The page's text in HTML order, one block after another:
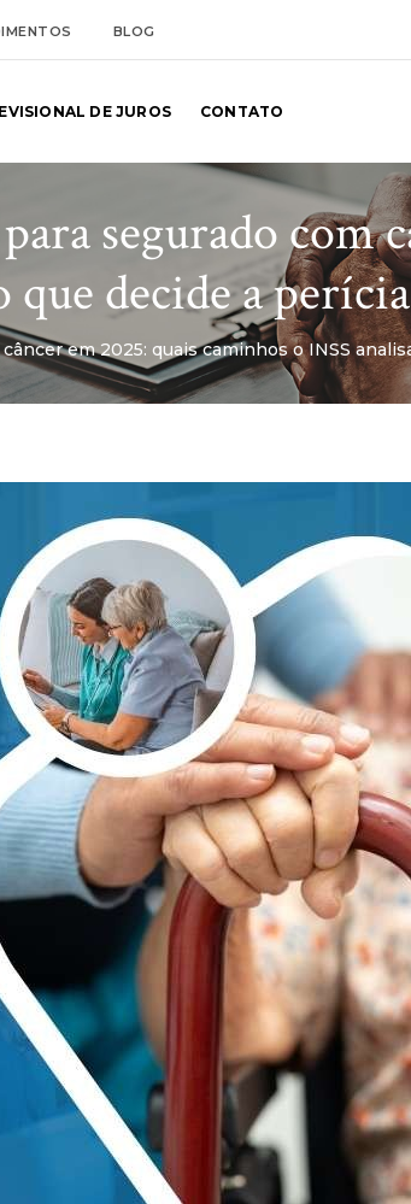
BLOG
DE JUROS CONTATO
segurado com
que decide a perícia
em 2025: quais caminhos o INSS